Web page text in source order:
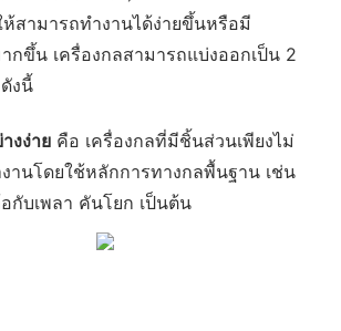
สามารถทำงานได้ง่ายขึ้นหรือมี
กขึ้น เครื่องกลสามารถแบ่งออกเป็น 2
งนี้
งง่าย คือ เครื่องกลที่มีชิ้นส่วนเพียงไม่
านโดยใช้หลักการทางกลพื้นฐาน เช่น
กับเพลา คันโยก เป็นต้น